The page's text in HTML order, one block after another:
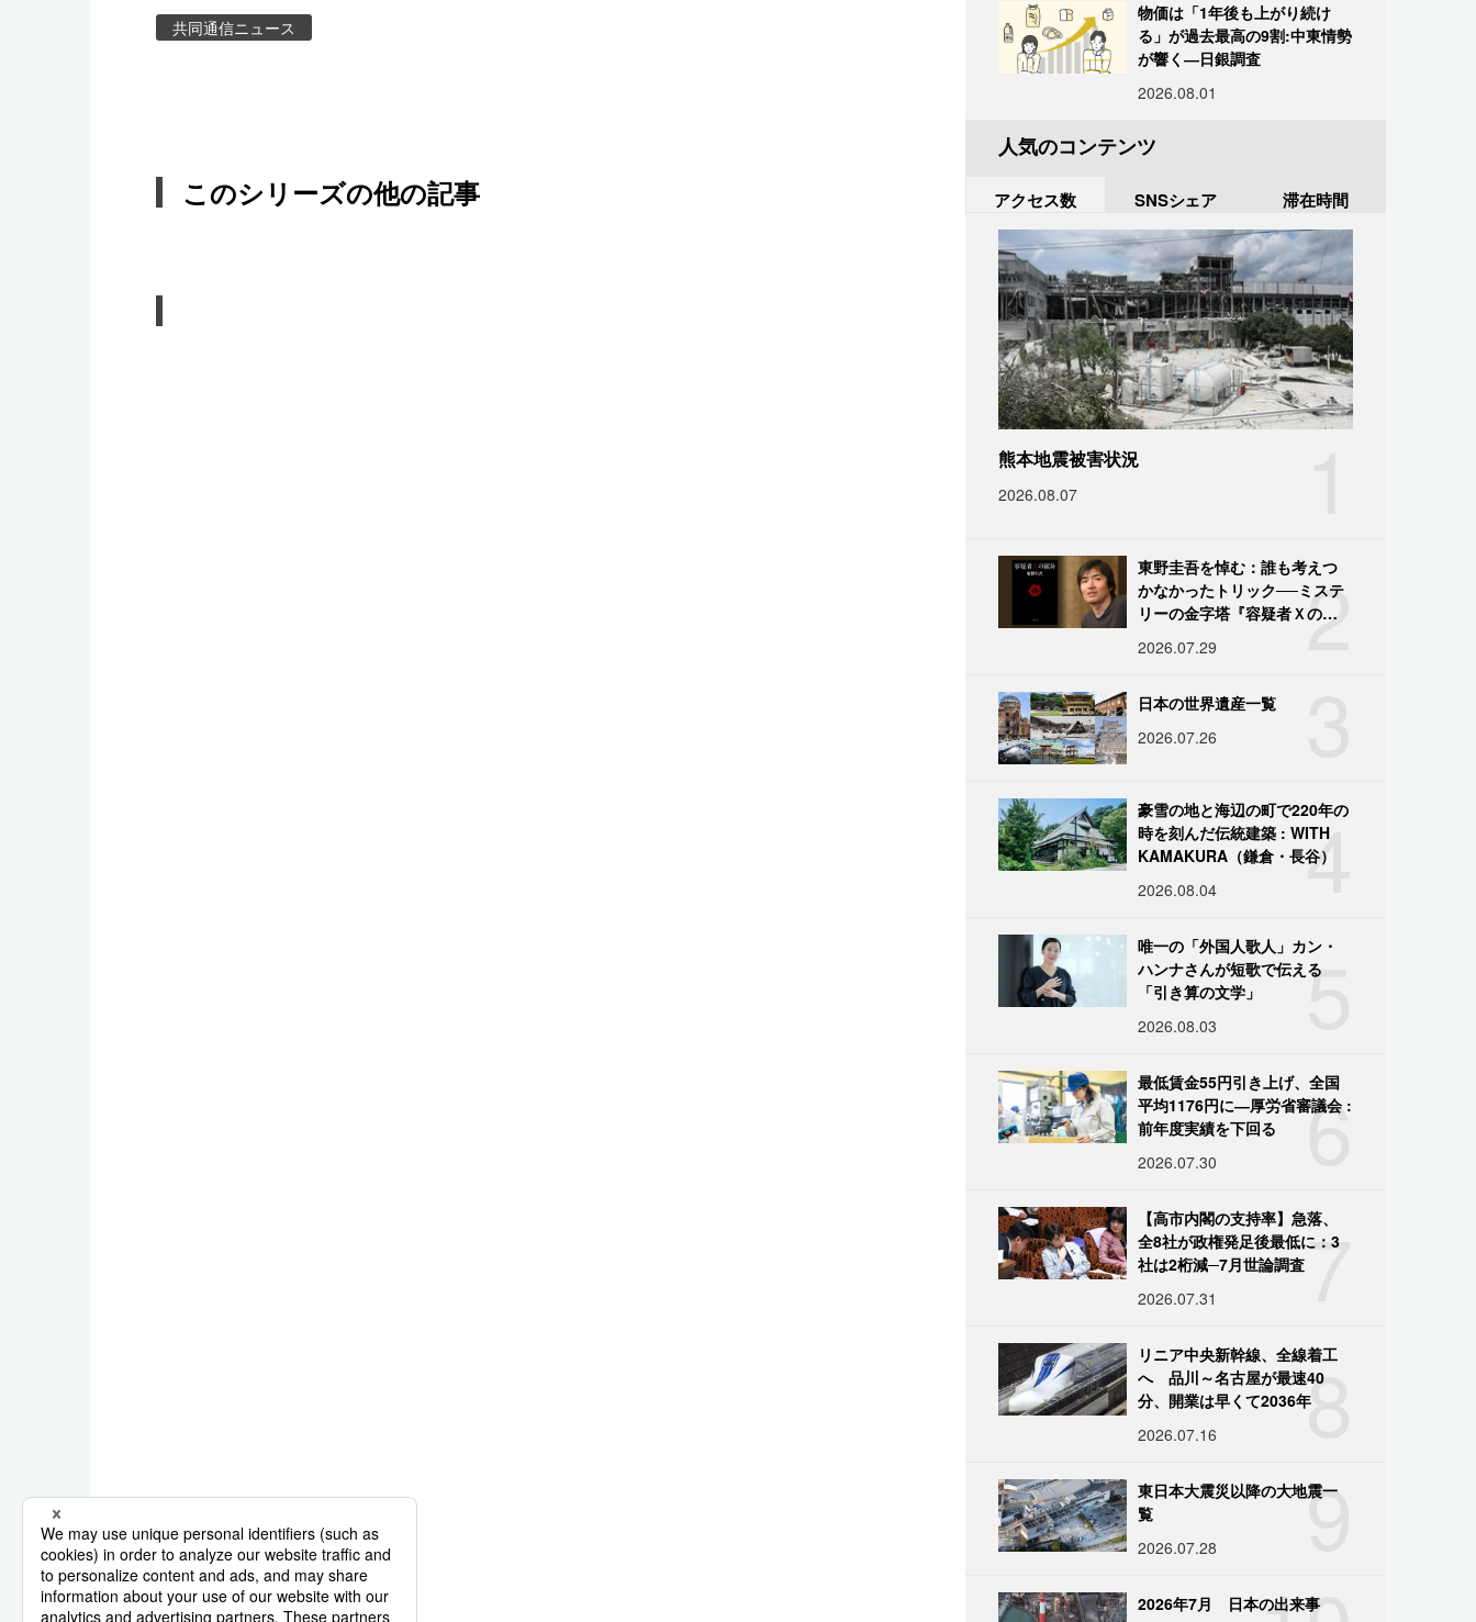
共同通信ニュース
このシリーズの他の記事
物価は「1年後も上がり続け
る」が過去最高の9割:中東情勢
が響く―日銀調査
2026.08.01
人気のコンテンツ
アクセス数 SNSシェア 滞在時間
熊本地震被害状況
2026.08.07
2
東野圭吾を悼む：誰も考えつ
かなかったトリック──ミステ
リーの金字塔『容疑者Ｘの献
2026.07.29
日本の世界遺産一覧
2026.07.26
4
豪雪の地と海辺の町で220年の
時を刻んだ伝統建築 : WITH
KAMAKURA（鎌倉・長谷）
2026.08.04
5
唯一の「外国人歌人」カン・
ハンナさんが短歌で伝える
「引き算の文学」
2026.08.03
6
最低賃金55円引き上げ、全国
平均1176円に―厚労省審議会 :
前年度実績を下回る
2026.07.30
7
【高市内閣の支持率】急落、
全8社が政権発足後最低に：3
社は2桁減─7月世論調査
2026.07.31
8
リニア中央新幹線、全線着工
へ 品川～名古屋が最速40
分、開業は早くて2036年
2026.07.16
9
東日本大震災以降の大地震一
覧
2026.07.28
2026年7月 日本の出来事